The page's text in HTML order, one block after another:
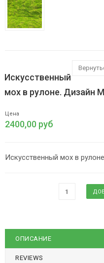
Искусственный
мох в рулоне. Дизайн
Цена
2400,00 руб
Искусственный мох в
ОПИСАНИЕ
REVIEWS